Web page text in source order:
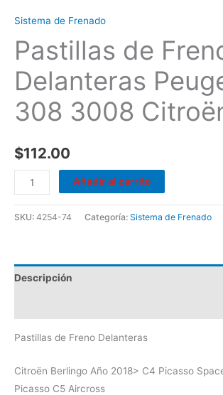
Sistema de Frenado
Pastillas de
Delanteras
308 3008
$112.00
Añadir al carrito
SKU: 4254-74 Categoría: Sistema de Frenado
Descripción
Pastillas de Freno Delanteras
Citroën Berlingo Año 2018> C4 Picasso
Picasso C5 Aircross